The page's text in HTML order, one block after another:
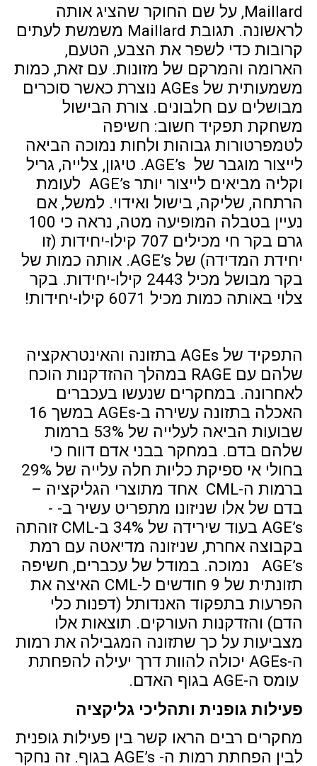
Maillard, על שם החוקר שהציג אותה
לראשונה. תגובת Maillard משמשת לעתים
קרובות כדי לשפר את הצבע, הטעם,
הארומה והמרקם של מזונות. עם זאת, כמות
משמעותית של AGEs נוצרת כאשר סוכרים
מבושלים עם חלבונים. צורת הבישול
משחקת תפקיד חשוב: חשיפה
לטמפרטורות גבוהות ולחות נמוכה הביאה
לייצור מוגבר של AGE’s. טיגון, צלייה, גריל
וקליה מביאים לייצור יותר AGE’s לעומת
הרתחה, שליקה, בישול ואידוי. למשל, אם
נעיין בטבלה המופיעה מטה, נראה כי 100
גרם בקר חי מכילים 707 קילו-יחידות (זו
יחידת המדידה) של AGE’s. אותה כמות של
בקר מבושל מכיל 2443 קילו-יחידות. בקר
צלוי באותה כמות מכיל 6071 קילו-יחידות!
התפקיד של AGEs בתזונה והאינטראקציה
שלהם עם RAGE במהלך ההזדקנות הוכח
לאחרונה. במחקרים שנעשו בעכברים
האכלה בתזונה עשירה ב-AGEs במשך 16
שבועות הביאה לעלייה של 53% ברמות
שלהם בדם. במחקר בבני אדם דווח כי
בחולי אי ספיקת כליות חלה עלייה של 29%
ברמות ה-CML אחד מתוצרי הגליקציה –
בדם של אלו שניזונו מתפריט עשיר ב- -
AGE’s בעוד שירידה של 34% ב-CML זוהתה
בקבוצה אחרת, שניזונה מדיאטה עם רמת
AGE’s נמוכה. במודל של עכברים, חשיפה
תזונתית של 9 חודשים ל-CML האיצה את
הפרעות בתפקוד האנדותל (דפנות כלי
הדם) והזדקנות העורקים. תוצאות אלו
מצביעות על כך שתזונה המגבילה את רמות
ה-AGEs יכולה להוות דרך יעילה להפחתת
עומס ה-AGE בגוף האדם.
פעילות גופנית ותהליכי גליקציה
מחקרים רבים הראו קשר בין פעילות גופנית
לבין הפחתת רמות ה- AGE’s בגוף. זה נחקר